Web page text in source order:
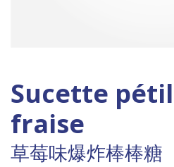
Sucette
fraise
草莓味爆炸棒棒糖